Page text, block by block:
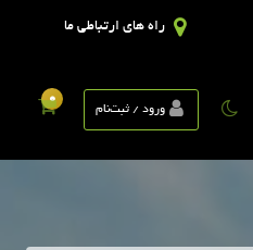
راه های ارتباطی ما
ورود / ثبت‌نام
0